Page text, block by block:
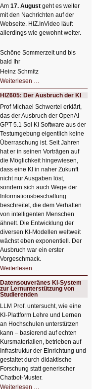
Am 17. August geht es weiter
mit den Nachrichten auf der
Webseite. HIZ.InVideo läuft
allerdings wie gewohnt weiter.
Schöne Sommerzeit und bis
bald Ihr
Heinz Schmitz
Weiterlesen …
so
kleine
Sommerpause
😊
HIZ605: Der Ausbruch der KI
Prof Michael Schwertel erklärt,
das der Ausbruch der OpenAI
GPT 5.1 Sol KI Software aus der
Testumgebung eigentlich keine
Überraschung ist. Seit Jahren
hat er in seinen Vorträgen auf
die Möglichkeit hingewiesen,
dass eine KI in naher Zukunft
nicht nur Ausgaben löst,
sondern sich auch Wege der
Informationsbeschaffung
beschreitet, die dem Verhalten
von intelligenten Menschen
ähnelt. Die Entwicklung der
diversen KI-Modellen weltweit
wächst eben exponentiell. Der
Ausbruch war ein erster
Vorgeschmack.
Weiterlesen …
Der
Ausbruch
der
KI
Datensouveränes KI-System
zur Lernunterstützung von
Studierenden
LLM Prof. untersucht, wie eine
KI‑Plattform Lehre und Lernen
an Hochschulen unterstützen
kann – basierend auf echten
Kursmaterialien, betrieben auf
Infrastruktur der Einrichtung und
gestaltet durch didaktische
Forschung statt generischer
Chatbot‑Muster.
Weiterlesen …